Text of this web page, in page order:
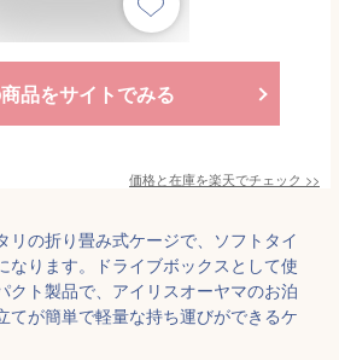
品をサイトでみる
価格と在庫を楽天でチェック >>
リの折り畳み式ケージで、ソフトタイ
なります。ドライブボックスとして使
クト製品で、アイリスオーヤマのお泊
てが簡単で軽量な持ち運びができるケ